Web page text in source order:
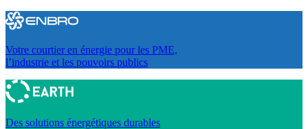
Votre courtier en énergie pour les PME,
l’industrie et les pouvoirs publics
Des solutions énergétiques durables